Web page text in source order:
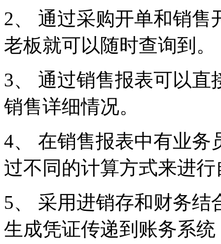
2、 通过采购开单和销
老板就可以随时查询到。
3、 通过销售报表可以
销售详细情况。
4、 在销售报表中有业务
过不同的计算方式来进
5、 采用进销存和财务
生成凭证传递到账务系